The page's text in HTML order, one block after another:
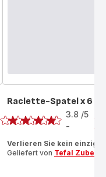
Raclette-Spatel x 6
Bewertung
3.8 /5
-
Verlieren Sie kein
Geliefert von Tefal